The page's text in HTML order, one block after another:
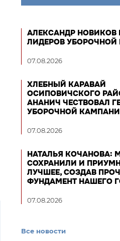
АЛЕКСАНДР НОВИКОВ
ЛИДЕРОВ
07.08.2026
ХЛЕБНЫЙ КАРАВАЙ
ОСИПОВИЧСКОГО
АНАНИЧ ЧЕСТВОВАЛ
УБОРОЧНОЙ
07.08.2026
НАТАЛЬЯ КОЧАНОВА:
СОХРАНИЛИ И
ЛУЧШЕЕ, СОЗДАВ
ФУНДАМЕНТ НАШЕГО
07.08.2026
Все новости